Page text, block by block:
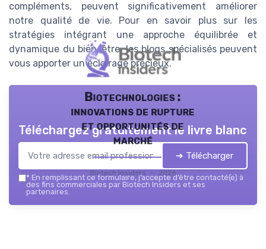
compléments, peuvent significativement améliorer
notre qualité de vie. Pour en savoir plus sur les
stratégies intégrant une approche équilibrée et
dynamique du bien-être, les blogs spécialisés peuvent
vous apporter un éclairage précieux.
Biotechnologies :
innovations de rupture
et opportunités de
marché
Biotech Insiders — 2026
Téléchargez gratuitement le livre blanc
➔ Télécharger
* En remplissant ce formulaire, j’accepte d’être contacté(e) à
des fins commerciales par Biotech Insiders et ses
partenaires.